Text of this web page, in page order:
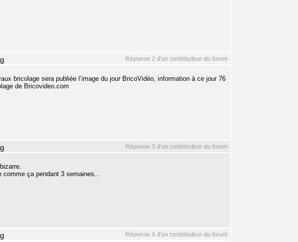
Réponse 2 d'un contributeur du forum
bricolage sera publiée l’image du jour BricoVidéo, information à ce jour 76
de Bricovideo.com
Réponse 3 d'un contributeur du forum
ça pendant 3 semaines...
Réponse 4 d'un contributeur du forum